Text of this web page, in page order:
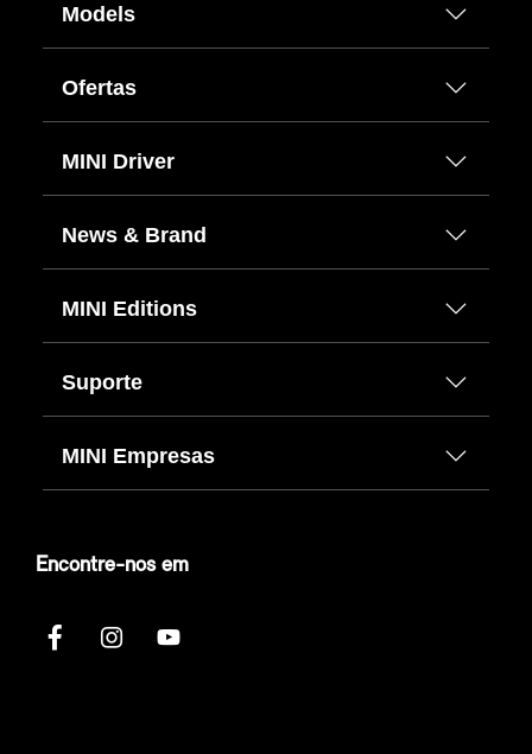
Models
Ofertas
MINI Driver
News & Brand
MINI Editions
Suporte
MINI Empresas
Encontre-nos em